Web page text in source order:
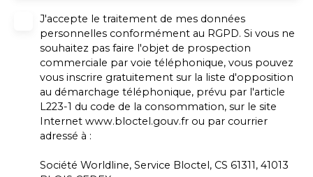
J'accepte le traitement de mes données
personnelles conformément au RGPD. Si vous ne
souhaitez pas faire l'objet de prospection
commerciale par voie téléphonique, vous pouvez
vous inscrire gratuitement sur la liste d'opposition
au démarchage téléphonique, prévu par l'article
L223-1 du code de la consommation, sur le site
Internet www.bloctel.gouv.fr ou par courrier
adressé à :
Société Worldline, Service Bloctel, CS 61311, 41013